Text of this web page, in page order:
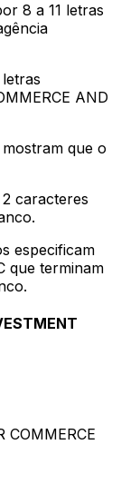
8 a 11 letras
AND
que o
2 caracteres
especificam
que terminam
COMMERCE